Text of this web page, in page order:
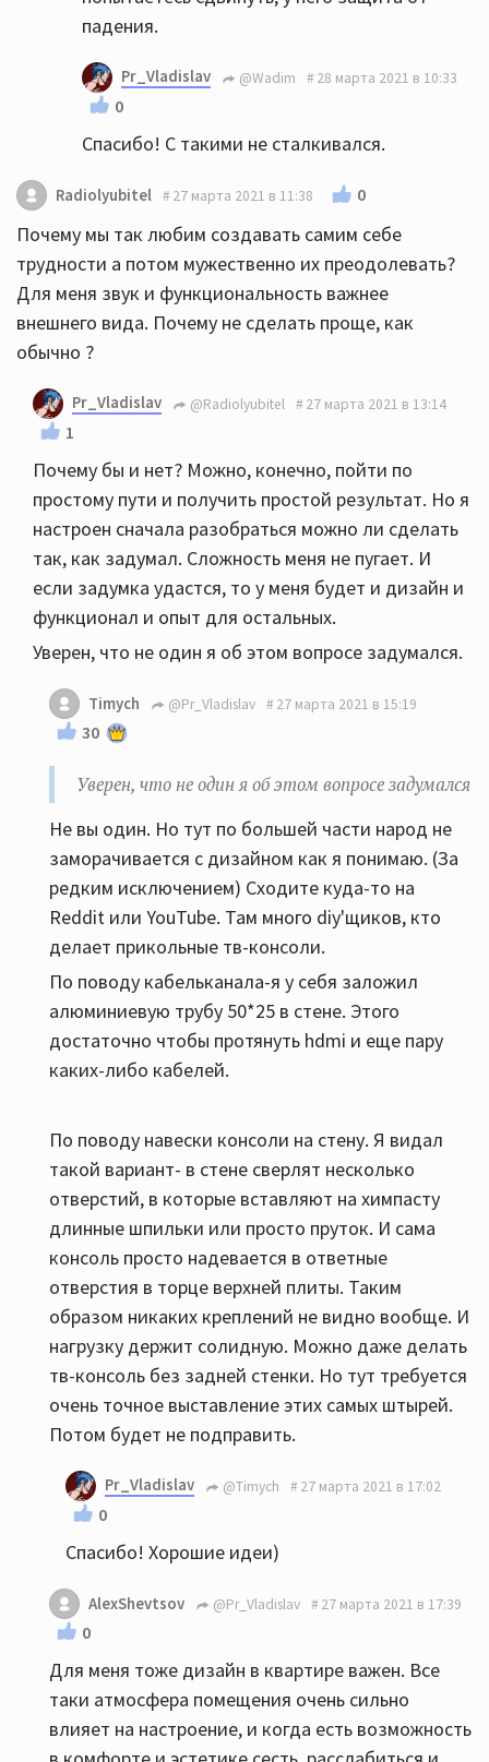
падения.
Pr_Vladislav @Wadim 28 марта 2021 в 10:33
0
Спасибо! С такими не сталкивался.
Radiolyubitel 27 марта 2021 в 11:38 0
Почему мы так любим создавать самим себе
трудности а потом мужественно их преодолевать?
Для меня звук и функциональность важнее
внешнего вида. Почему не сделать проще, как
обычно ?
Pr_Vladislav @Radiolyubitel 27 марта 2021 в 13:14
1
Почему бы и нет? Можно, конечно, пойти по
простому пути и получить простой результат. Но я
настроен сначала разобраться можно ли сделать
так, как задумал. Сложность меня не пугает. И
если задумка удастся, то у меня будет и дизайн и
функционал и опыт для остальных.
Уверен, что не один я об этом вопросе задумался.
Timych @Pr_Vladislav 27 марта 2021 в 15:19
30
Уверен, что не один я об этом вопросе задумался
Не вы один. Но тут по большей части народ не
заморачивается с дизайном как я понимаю. (За
редким исключением) Сходите куда-то на
Reddit или YouTube. Там много diy'щиков, кто
делает прикольные тв-консоли.
По поводу кабельканала-я у себя заложил
алюминиевую трубу 50*25 в стене. Этого
достаточно чтобы протянуть hdmi и еще пару
каких-либо кабелей.
По поводу навески консоли на стену. Я видал
такой вариант- в стене сверлят несколько
отверстий, в которые вставляют на химпасту
длинные шпильки или просто пруток. И сама
консоль просто надевается в ответные
отверстия в торце верхней плиты. Таким
образом никаких креплений не видно вообще. И
нагрузку держит солидную. Можно даже делать
тв-консоль без задней стенки. Но тут требуется
очень точное выставление этих самых штырей.
Потом будет не подправить.
Pr_Vladislav @Timych 27 марта 2021 в 17:02
0
Спасибо! Хорошие идеи)
AlexShevtsov @Pr_Vladislav 27 марта 2021 в 17:39
0
Для меня тоже дизайн в квартире важен. Все
таки атмосфера помещения очень сильно
влияет на настроение, и когда есть возможность